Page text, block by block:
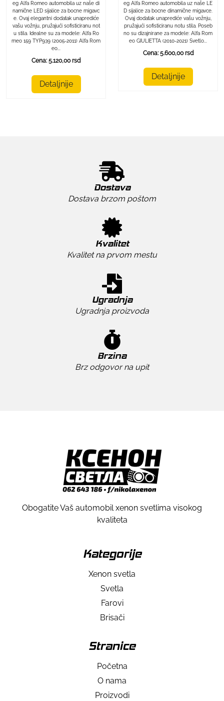
eg Alfa Romeo automobila uz naše di
namične LED sijalice za bocne migavc
e. Ovaj elegantni dodatak unaprediće
vašu vožnju, pružajući sofisticiranu not
u stila. Idealne su za modele: Alfa Ro
meo 159 TYP939 (2005-2011) Alfa Rom
eo...
Cena: 5.120,00 rsd
Detaljnije
eg Alfa Romeo automobila uz naše LE
D sijalice za bocne dinamične migavce.
Ovaj dodatak unaprediće vašu vožnju,
pružajući sofisticiranu notu stila. Poseb
no su dizajnirane za modele: Alfa Rom
eo GIULIETTA (2010-2021) Svetlo...
Cena: 5.600,00 rsd
Detaljnije
Dostava
Dostava brzom poštom
Kvalitet
Kvalitet na prvom mestu
Ugradnja
Ugradnja proizvoda
Brzina
Brz odgovor na upit
Obogatite Vaš automobil xenon svetlima visokog
kvaliteta
Kategorije
Xenon svetla
Svetla
Farovi
Brisači
Stranice
Početna
O nama
Proizvodi